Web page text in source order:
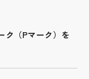
ク（Pマーク）を